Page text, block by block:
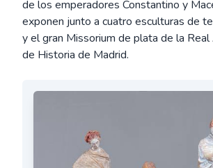
de los emperadores Constantino y
exponen junto a cuatro esculturas de
y el gran Missorium de plata de la Real
de Historia de Madrid.